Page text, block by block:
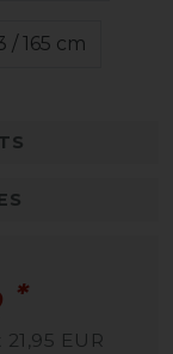
/ 165 cm
*
EUR